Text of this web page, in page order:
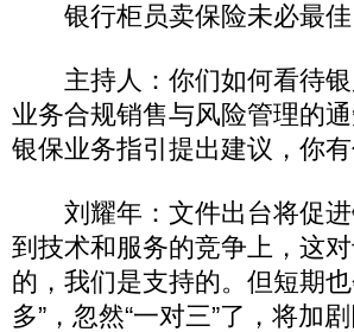
银行柜员卖保险未必最佳
主持人：你们如何看待银
业务合规销售与风险管理的
银保业务指引提出建议，你
刘耀年：文件出台将促进
到技术和服务的竞争上，这
的，我们是支持的。但短期
多”，忽然“一对三”了，将加